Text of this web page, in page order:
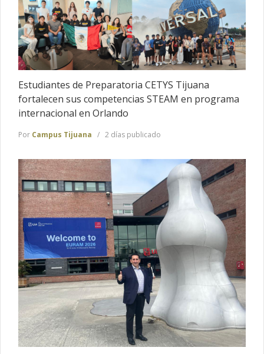
Estudiantes de Preparatoria CETYS Tijuana
fortalecen sus competencias STEAM en programa
internacional en Orlando
Por Campus Tijuana 2 días publicado